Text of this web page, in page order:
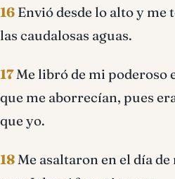
16 Envió desde lo alto y me
las caudalosas aguas.
17Me libró de mi poderoso
que me aborrecían, pues
que yo.
18Me asaltaron en el día